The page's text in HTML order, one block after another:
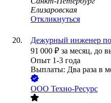
Елизаровская
Откликнуться
Дежурный инженер по
91 000 ₽ за месяц, до
Опыт 1-3 года
Выплаты: Два раза в
ООО Техно-Ресурс